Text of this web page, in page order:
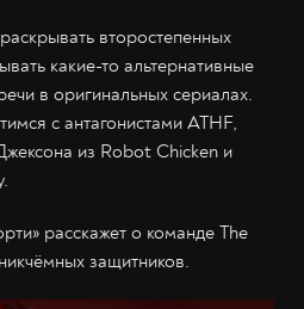
второстепенных
какие-то альтернативные
в оригинальных сериалах.
с антагонистами ATHF,
из Robot Chicken и
расскажет о команде The
защитников.